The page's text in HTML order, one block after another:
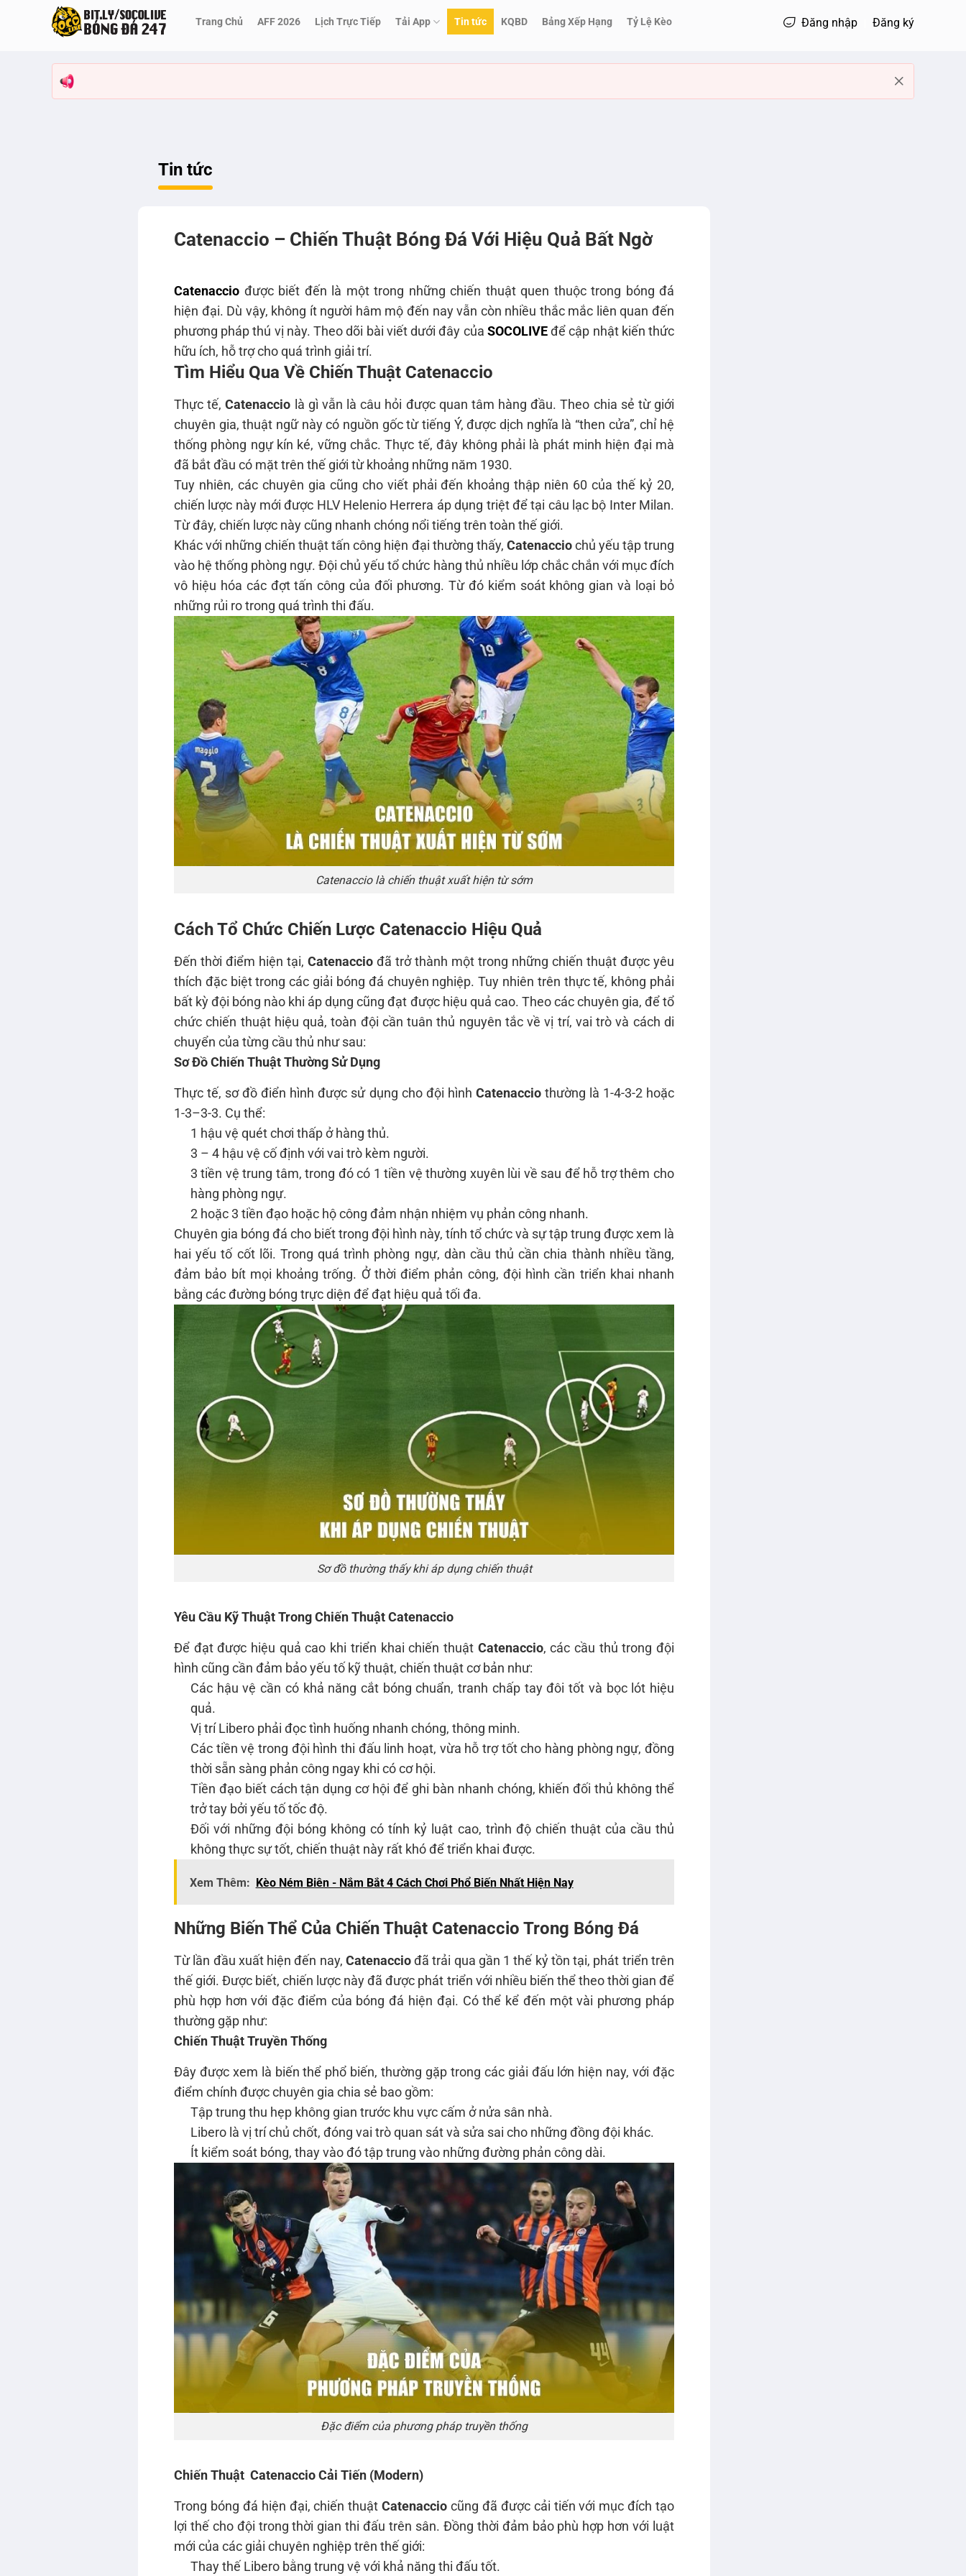
Trang Chủ AFF 2026 Lịch Trực Tiếp Tải App Tin tức KQBD Bảng Xếp Hạng Tỷ Lệ Kèo Đăng nhập Đăng ký
Tin tức
Catenaccio – Chiến Thuật Bóng Đá Với Hiệu Quả Bất Ngờ
Catenaccio được biết đến là một trong những chiến thuật quen thuộc trong bóng đá
hiện đại. Dù vậy, không ít người hâm mộ đến nay vẫn còn nhiều thắc mắc liên quan đến
phương pháp thú vị này. Theo dõi bài viết dưới đây của SOCOLIVEđể cập nhật kiến thức
hữu ích, hỗ trợ cho quá trình giải trí.
Tìm Hiểu Qua Về Chiến Thuật Catenaccio
Thực tế,Catenaccio là gì vẫn là câu hỏi được quan tâm hàng đầu. Theo chia sẻ từ giới
chuyên gia, thuật ngữ này có nguồn gốc từ tiếng Ý, được dịch nghĩa là “then cửa”, chỉ hệ
thống phòng ngự kín ké, vững chắc. Thực tế, đây không phải là phát minh hiện đại mà
đã bắt đầu có mặt trên thế giới từ khoảng những năm 1930.
Tuy nhiên, các chuyên gia cũng cho viết phải đến khoảng thập niên 60 của thế kỷ 20,
chiến lược này mới được HLV Helenio Herrera áp dụng triệt để tại câu lạc bộ Inter Milan.
Từ đây, chiến lược này cũng nhanh chóng nổi tiếng trên toàn thế giới.
Khác với những chiến thuật tấn công hiện đại thường thấy, Catenacciochủ yếu tập trung
vào hệ thống phòng ngự. Đội chủ yếu tổ chức hàng thủ nhiều lớp chắc chắn với mục đích
vô hiệu hóa các đợt tấn công của đối phương. Từ đó kiểm soát không gian và loại bỏ
những rủi ro trong quá trình thi đấu.
Catenaccio là chiến thuật xuất hiện từ sớm
Cách Tổ Chức Chiến Lược Catenaccio Hiệu Quả
Đến thời điểm hiện tại, Catenaccio đã trở thành một trong những chiến thuật được yêu
thích đặc biệt trong các giải bóng đá chuyên nghiệp. Tuy nhiên trên thực tế, không phải
bất kỳ đội bóng nào khi áp dụng cũng đạt được hiệu quả cao. Theo các chuyên gia, để tổ
chức chiến thuật hiệu quả, toàn đội cần tuân thủ nguyên tắc về vị trí, vai trò và cách di
chuyển của từng cầu thủ như sau:
Sơ Đồ Chiến Thuật Thường Sử Dụng
Thực tế, sơ đồ điển hình được sử dụng cho đội hình Catenaccio thường là 1-4-3-2 hoặc
1-3–3-3. Cụ thể:
1 hậu vệ quét chơi thấp ở hàng thủ.
3 – 4 hậu vệ cố định với vai trò kèm người.
3 tiền vệ trung tâm, trong đó có 1 tiền vệ thường xuyên lùi về sau để hỗ trợ thêm cho
hàng phòng ngự.
2 hoặc 3 tiền đạo hoặc hộ công đảm nhận nhiệm vụ phản công nhanh.
Chuyên gia bóng đá cho biết trong đội hình này, tính tổ chức và sự tập trung được xem là
hai yếu tố cốt lõi. Trong quá trình phòng ngự, dàn cầu thủ cần chia thành nhiều tầng,
đảm bảo bít mọi khoảng trống. Ở thời điểm phản công, đội hình cần triển khai nhanh
bằng các đường bóng trực diện để đạt hiệu quả tối đa.
Sơ đồ thường thấy khi áp dụng chiến thuật
Yêu Cầu Kỹ Thuật Trong Chiến Thuật Catenaccio
Để đạt được hiệu quả cao khi triển khai chiến thuật Catenaccio, các cầu thủ trong đội
hình cũng cần đảm bảo yếu tố kỹ thuật, chiến thuật cơ bản như:
Các hậu vệ cần có khả năng cắt bóng chuẩn, tranh chấp tay đôi tốt và bọc lót hiệu
quả.
Vị trí Libero phải đọc tình huống nhanh chóng, thông minh.
Các tiền vệ trong đội hình thi đấu linh hoạt, vừa hỗ trợ tốt cho hàng phòng ngự, đồng
thời sẵn sàng phản công ngay khi có cơ hội.
Tiền đạo biết cách tận dụng cơ hội để ghi bàn nhanh chóng, khiến đối thủ không thể
trở tay bởi yếu tố tốc độ.
Đối với những đội bóng không có tính kỷ luật cao, trình độ chiến thuật của cầu thủ
không thực sự tốt, chiến thuật này rất khó để triển khai được.
Xem Thêm: Kèo Ném Biên - Nắm Bắt 4 Cách Chơi Phổ Biến Nhất Hiện Nay
Những Biến Thể Của Chiến Thuật Catenaccio Trong Bóng Đá
Từ lần đầu xuất hiện đến nay, Catenacciođã trải qua gần 1 thế kỷ tồn tại, phát triển trên
thế giới. Được biết, chiến lược này đã được phát triển với nhiều biến thể theo thời gian để
phù hợp hơn với đặc điểm của bóng đá hiện đại. Có thể kể đến một vài phương pháp
thường gặp như:
Chiến Thuật Truyền Thống
Đây được xem là biến thể phổ biến, thường gặp trong các giải đấu lớn hiện nay, với đặc
điểm chính được chuyên gia chia sẻ bao gồm:
Tập trung thu hẹp không gian trước khu vực cấm ở nửa sân nhà.
Libero là vị trí chủ chốt, đóng vai trò quan sát và sửa sai cho những đồng đội khác.
Ít kiểm soát bóng, thay vào đó tập trung vào những đường phản công dài.
Đặc điểm của phương pháp truyền thống
Chiến Thuật Catenaccio Cải Tiến (Modern)
Trong bóng đá hiện đại, chiến thuậtCatenaccio cũng đã được cải tiến với mục đích tạo
lợi thế cho đội trong thời gian thi đấu trên sân. Đồng thời đảm bảo phù hợp hơn với luật
mới của các giải chuyên nghiệp trên thế giới:
Thay thế Libero bằng trung vệ với khả năng thi đấu tốt.